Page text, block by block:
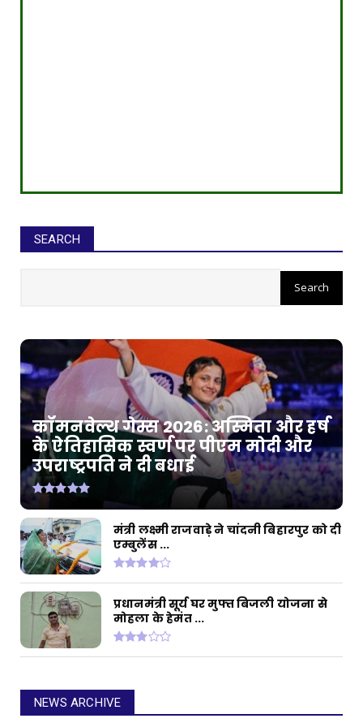
SEARCH
कॉमनवेल्थ गेम्स 2026: अस्मिता और हर्ष
के ऐतिहासिक स्वर्ण पर पीएम मोदी और
उपराष्ट्रपति ने दी बधाई
मंत्री लक्ष्मी राजवाड़े ने चांदनी बिहारपुर को दी
एम्बुलेंस ...
प्रधानमंत्री सूर्य घर मुफ्त बिजली योजना से
मोहला के हेमंत ...
NEWS ARCHIVE